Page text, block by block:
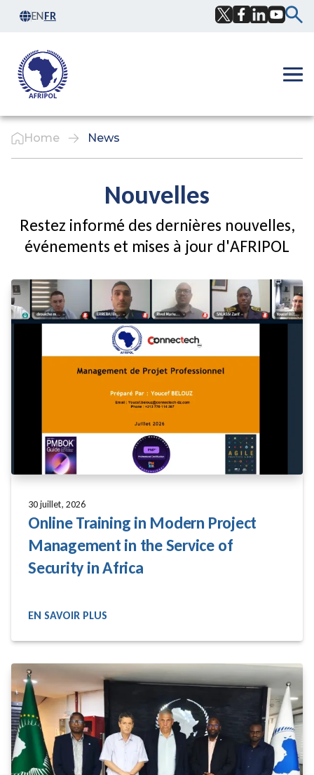
Skip to content
ENFR
Home News
Nouvelles
Restez informé des dernières nouvelles,
événements et mises à jour d'AFRIPOL
30 juillet, 2026
Online Training in Modern Project
Management in the Service of
Security in Africa
READ MORE
EN SAVOIR PLUS